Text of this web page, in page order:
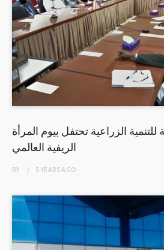
للتنمية الزراعية تحتفل بيوم المرأة
الريفية العالمي
BY 5 YEARSAGO